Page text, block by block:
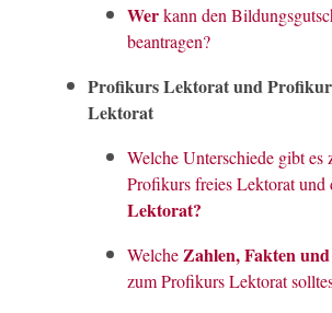
Werkann den
beantragen?
Profikurs Lektorat und
Lektorat
Welche Unterschiede gibt es
Profikurs freies Lektorat und
Lektorat?
WelcheZahlen, Fakten
zum Profikurs Lektorat